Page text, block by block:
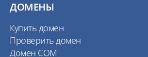
ДОМЕНЫ
Купить домен
Проверить домен
Домен COM